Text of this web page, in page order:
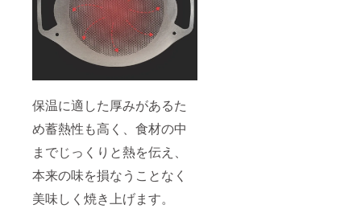
保温に適した厚みがあるた
め蓄熱性も高く、食材の中
までじっくりと熱を伝え、
本来の味を損なうことなく
美味しく焼き上げます。